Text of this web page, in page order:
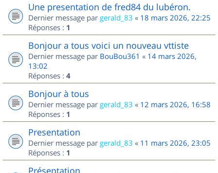
Une presentation de fred84 du lubéron.
Dernier message par gerald_83 « 18 mars 2026, 22:25
Réponses : 1
Bonjour a tous voici un nouveau vttiste
Dernier message par BouBou361 « 14 mars 2026,
13:02
Réponses : 4
Bonjour à tous
Dernier message par gerald_83 « 12 mars 2026, 16:58
Réponses : 1
Presentation
Dernier message par gerald_83 « 11 mars 2026, 23:05
Réponses : 1
Présentation